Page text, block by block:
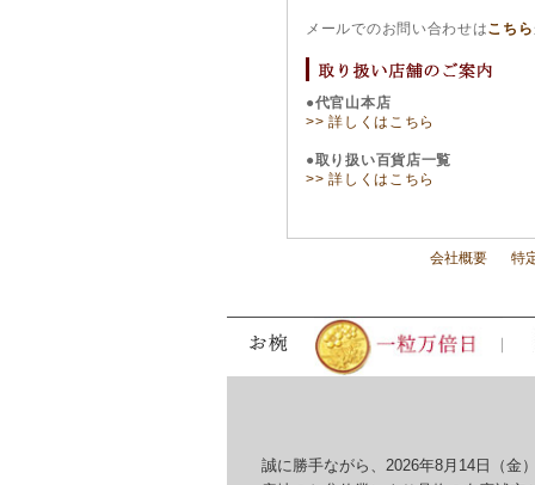
メールでのお問い合わせはこちら
●代官山本店
>> 詳しくはこちら
●取り扱い百貨店一覧
>> 詳しくはこちら
会社概要 特
誠に勝手ながら、2026年8月14日（金）